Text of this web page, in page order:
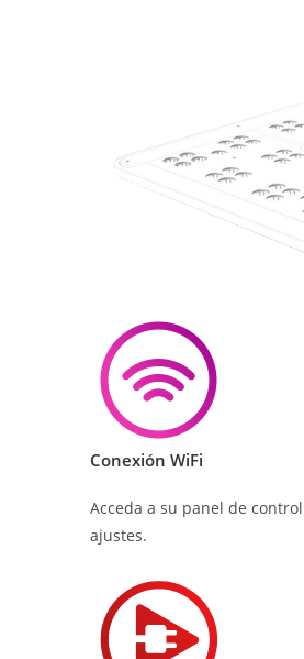
Conexión WiFi
Acceda a su panel de
ajustes.